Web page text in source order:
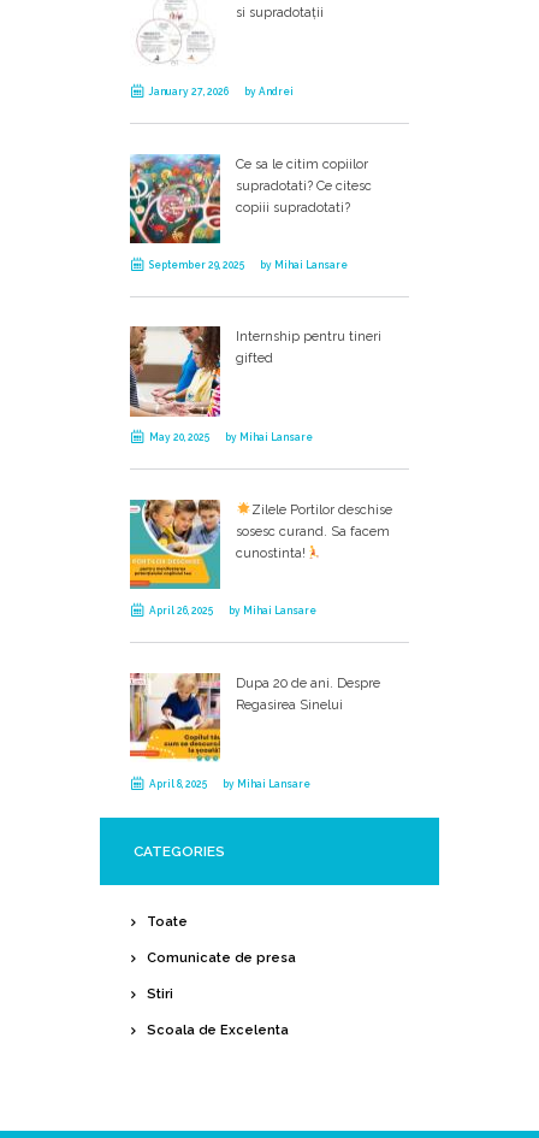
si supradotații
January 27, 2026 byAndrei
Ce sa le citim copiilor
supradotati? Ce citesc
copiii supradotati?
September 29, 2025 by Mihai Lansare
Internship pentru tineri
gifted
May 20, 2025 by Mihai Lansare
Zilele Portilor deschise
sosesc curand. Sa facem
cunostinta!
April 26, 2025 by Mihai Lansare
Dupa 20 de ani. Despre
Regasirea Sinelui
April 8, 2025 by Mihai Lansare
CATEGORIES
Toate
Comunicate de presa
Stiri
Scoala de Excelenta